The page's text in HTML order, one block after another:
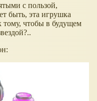
с пользой,
быть, эта игрушка
тому, чтобы в будущем